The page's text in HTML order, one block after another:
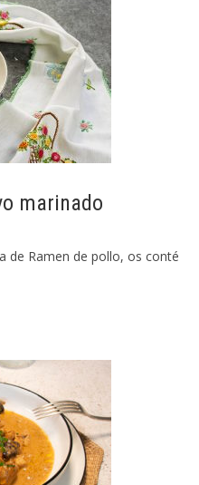
marinado
de Ramen de pollo, os conté